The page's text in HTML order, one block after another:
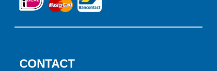
CONTACT